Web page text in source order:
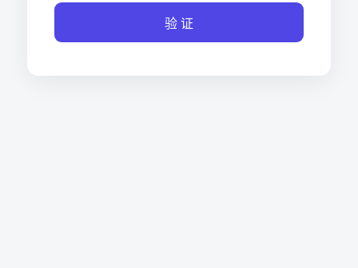
验 证